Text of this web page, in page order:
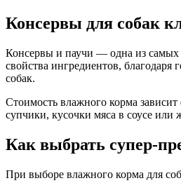
Консервы для собак
Консервы и паучи — одна из самых
свойства ингредиентов,
собак.
Стоимость влажного корма
супчики, кусочки мяса в соусе или
Как выбрать супер-
При выборе влажного корма для